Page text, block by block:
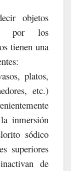
objetos
por los
tienen una
platos,
etc.)
inmersión
sódico
superiores
de